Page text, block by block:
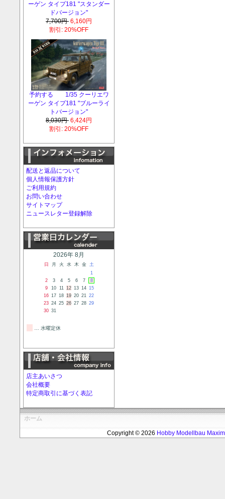
ーゲン タイプ181 "スタンダー
ドバージョン"
7,700円 6,160円
割引: 20%OFF
予約する 1/35 クーリエワ
ーゲン タイプ181 "ブルーライ
トバージョン"
8,030円 6,424円
割引: 20%OFF
配送と返品について
個人情報保護方針
ご利用規約
お問い合わせ
サイトマップ
ニュースレター登録解除
2026年 8月
日 月 火 水 木 金
土
1
2
3 4 5 6 7
8
9
10 11 12 13 14 15
16 17 18 19 20 21 22
23 24 25 26 27 28 29
30 31
… 水曜定休
店主あいさつ
会社概要
特定商取引に基づく表記
ホーム
Copyright © 2026 Hobby Modellbau